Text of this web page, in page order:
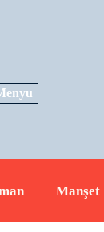
Manşet